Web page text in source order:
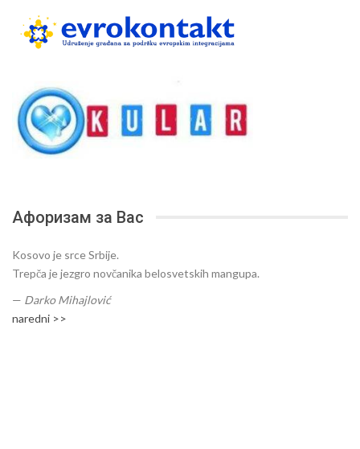
Афоризам за Вас
Kosovo je srce Srbije.
Trepča je jezgro novčanika belosvetskih mangupa.
— Darko Mihajlović
naredni >>